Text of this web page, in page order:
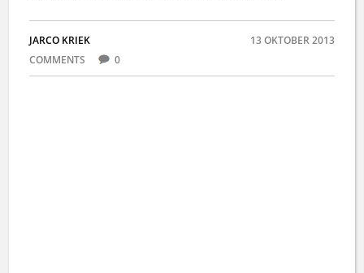
JARCO KRIEK
13 OKTOBER 2013
COMMENTS
0